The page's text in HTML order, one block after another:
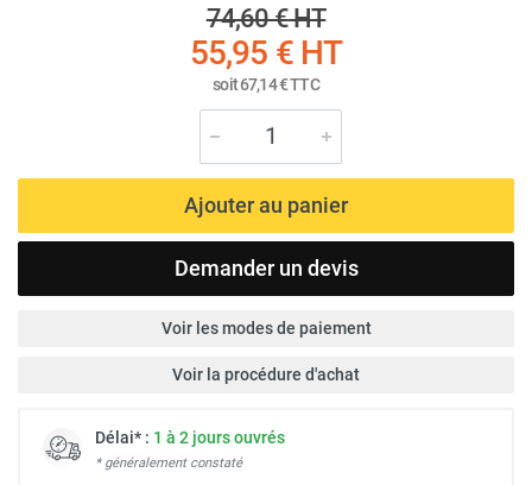
74,60 €HT
55,95 €HT
soit67,14 €TTC
Ajouter au panier
Demander un devis
Voir les modes de paiement
Voir la procédure d'achat
Délai* : 1 à 2 jours ouvrés
* généralement constaté